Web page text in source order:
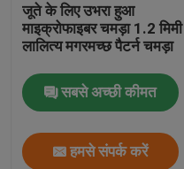
जूते के लिए उभरा हुआ
माइक्रोफाइबर चमड़ा 1.2 मिमी
लालित्य मगरमच्छ पैटर्न चमड़ा
सबसे अच्छी कीमत
हमसे संपर्क करें